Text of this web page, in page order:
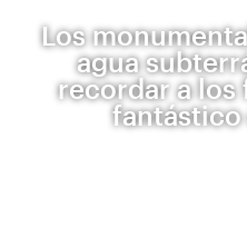
Los
agua
recordar a los
fantástico